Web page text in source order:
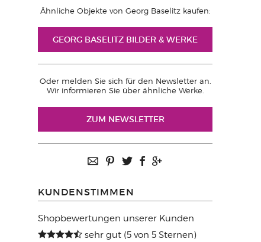
Ähnliche Objekte von Georg Baselitz kaufen:
GEORG BASELITZ BILDER & WERKE
Oder melden Sie sich für den Newsletter an.
Wir informieren Sie über ähnliche Werke.
ZUM NEWSLETTER
KUNDENSTIMMEN
Shopbewertungen unserer Kunden
sehr gut (5 von 5 Sternen)